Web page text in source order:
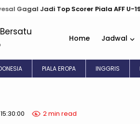
Piala AFF U-19 2024, Jens Raven:
Home Jadwal
PIALA EROPA INGGRIS
2 min read